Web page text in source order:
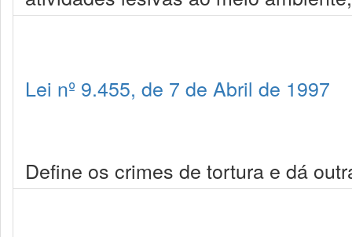
Lei nº 9.455, de 7 de Abril de 1997
Define os crimes de tortura e dá